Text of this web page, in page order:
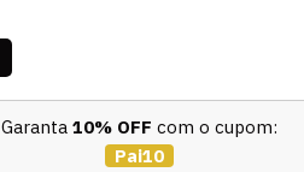
Garanta 10% OFF com o cupom:
Pai10